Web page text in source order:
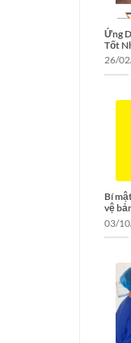
Ứng
Tốt
26/
Bí
vệ
03/